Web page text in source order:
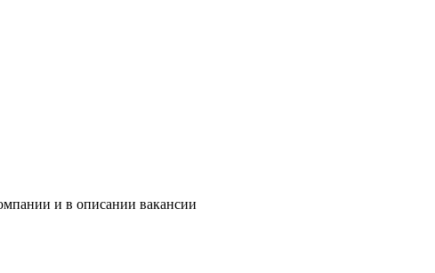
и в описании вакансии